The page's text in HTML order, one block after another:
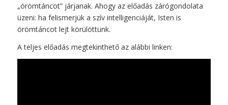
„örömtáncot” járjanak. Ahogy az előadás zárógondolata
üzeni: ha felismerjük a szív intelligenciáját, Isten is
örömtáncot lejt körülöttünk.
A teljes előadás megtekinthető az alábbi linken: